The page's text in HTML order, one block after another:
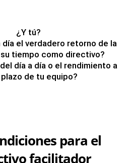
¿Y tú?
día el verdadero retorno de la
tiempo como directivo?
día a día o el rendimiento a
de tu equipo?
para el
facilitador